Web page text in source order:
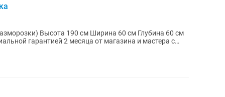
60 см Глубина 60 см
гарантией 2 месяца от магазина и мастера с